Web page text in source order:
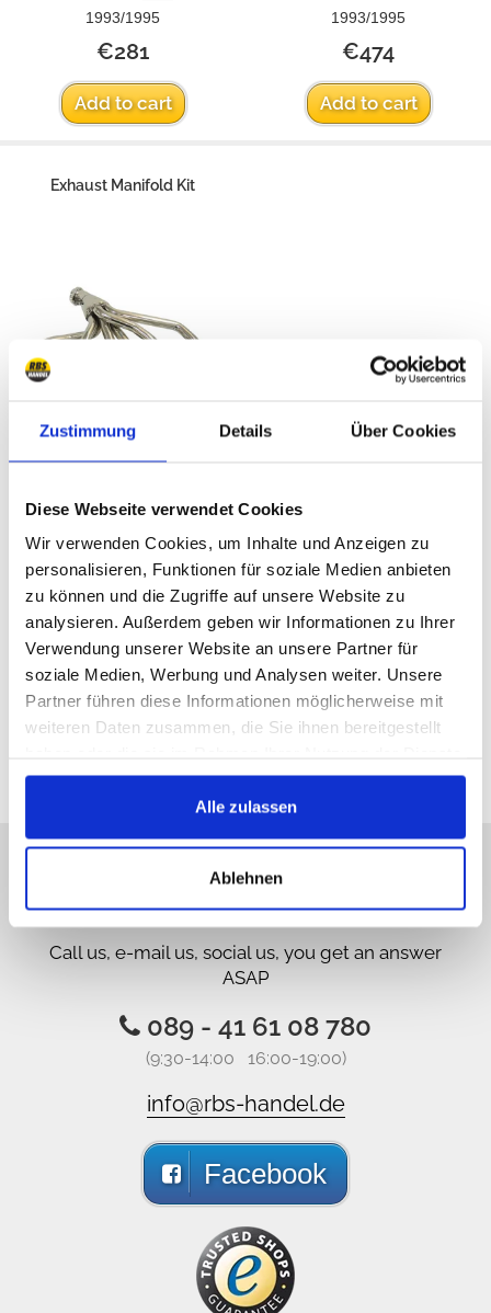
Zustimmung Details Über Cookies
Diese Webseite verwendet Cookies
Wir verwenden Cookies, um Inhalte und Anzeigen zu
personalisieren, Funktionen für soziale Medien anbieten
zu können und die Zugriffe auf unsere Website zu
analysieren. Außerdem geben wir Informationen zu Ihrer
Verwendung unserer Website an unsere Partner für
soziale Medien, Werbung und Analysen weiter. Unsere
Partner führen diese Informationen möglicherweise mit
weiteren Daten zusammen, die Sie ihnen bereitgestellt
gesammelt haben.
Alle zulassen
Ablehnen
1993/1995
€281
Add to cart
1993/1995
€474
Add to cart
Exhaust Manifold Kit
1993/1995
€495
Add to cart
All prices include VAT
Sorry, Hotline not available,
write us!
Call us, e-mail us, social us, you get an answer
ASAP
089 - 41 61 08 780
(9:30-14:00 16:00-19:00)
info@rbs-handel.de
Facebook